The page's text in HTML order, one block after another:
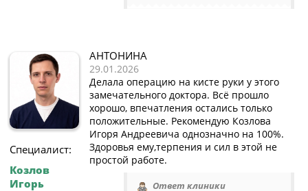
Специалист:
Козлов
Игорь
АНТОНИНА
29.01.2026
Делала операцию на кисте руки у этого
замечательного доктора. Всё прошло
хорошо, впечатления остались только
положительные. Рекомендую Козлова
Игоря Андреевича однозначно на 100%.
Здоровья ему,терпения и сил в этой не
простой работе.
Ответ клиники